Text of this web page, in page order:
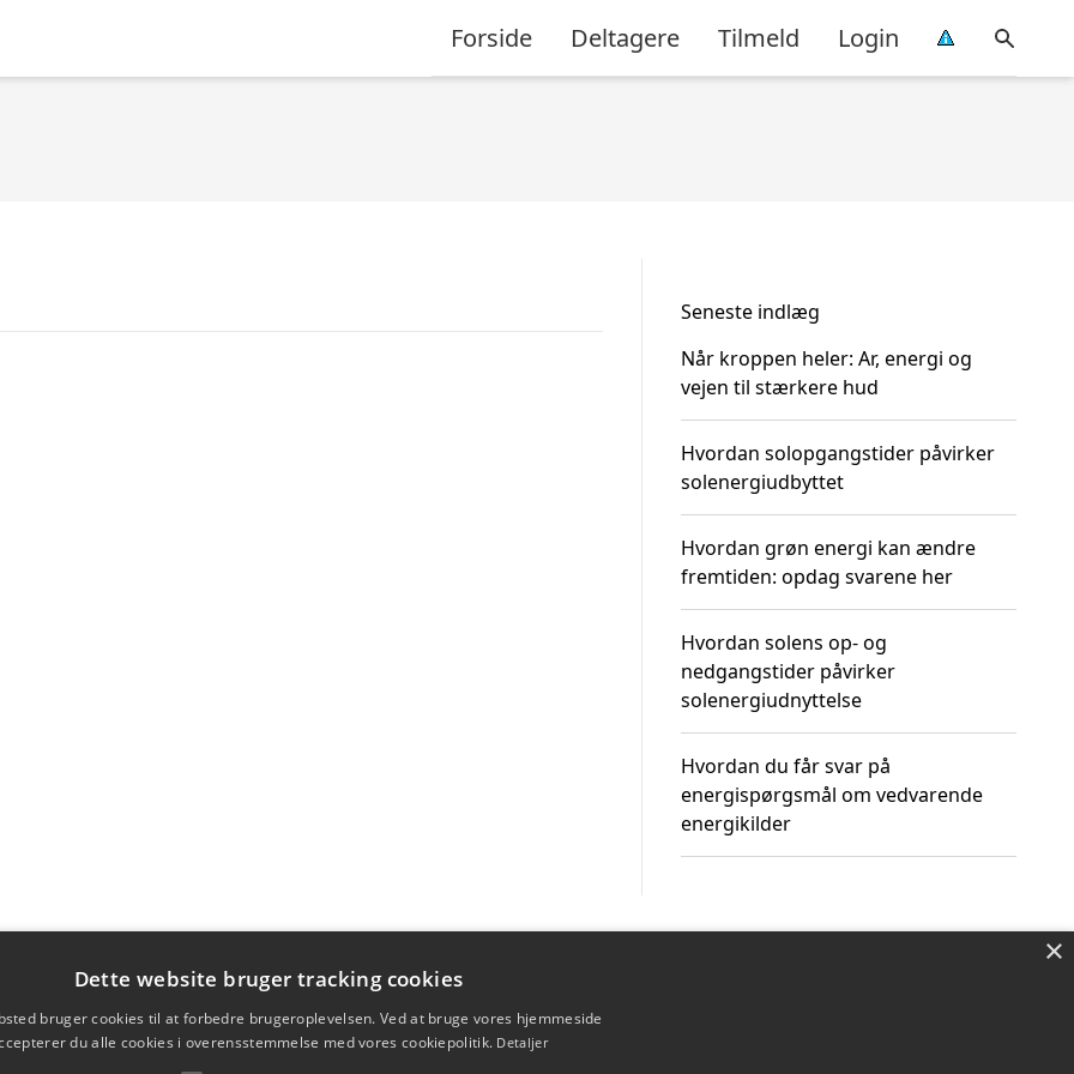
Forside Deltagere Tilmeld Login
Seneste indlæg
Når kroppen heler: Ar, energi og
vejen til stærkere hud
Hvordan solopgangstider påvirker
solenergiudbyttet
Hvordan grøn energi kan ændre
fremtiden: opdag svarene her
Hvordan solens op- og
nedgangstider påvirker
solenergiudnyttelse
Hvordan du får svar på
energispørgsmål om vedvarende
energikilder
×
Dette website bruger tracking cookies
bruger cookies til at forbedre brugeroplevelsen. Ved at bruge vores hjemmeside
du alle cookies i overensstemmelse med vores cookiepolitik. Detaljer